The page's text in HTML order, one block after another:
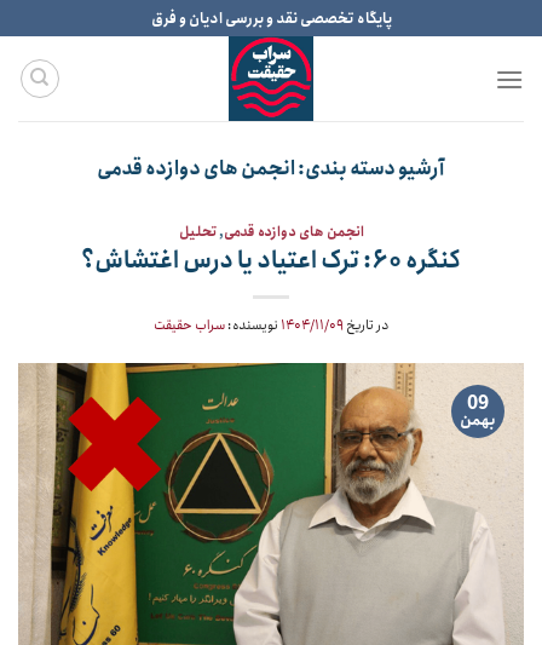
to
content
پایگاه تخصصی نقد و بررسی ادیان و فرق
آرشیو دسته بندی:انجمن های دوازده قدمی
انجمن های دوازده قدمی,تحلیل
کنگره ۶۰: ترک اعتیاد یا درس اغتشاش؟
در تاریخ ۱۴۰۴/۱۱/۰۹ نویسنده:سراب حقیقت
09
بهمن